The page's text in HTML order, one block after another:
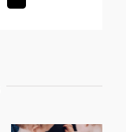
(necessário